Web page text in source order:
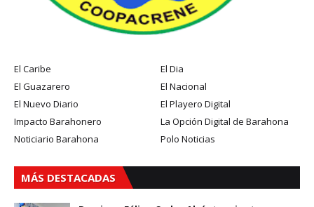
El Caribe
El Dia
El Guazarero
El Nacional
El Nuevo Diario
El Playero Digital
Impacto Barahonero
La Opción Digital de Barahona
Noticiario Barahona
Polo Noticias
MÁS DESTACADAS